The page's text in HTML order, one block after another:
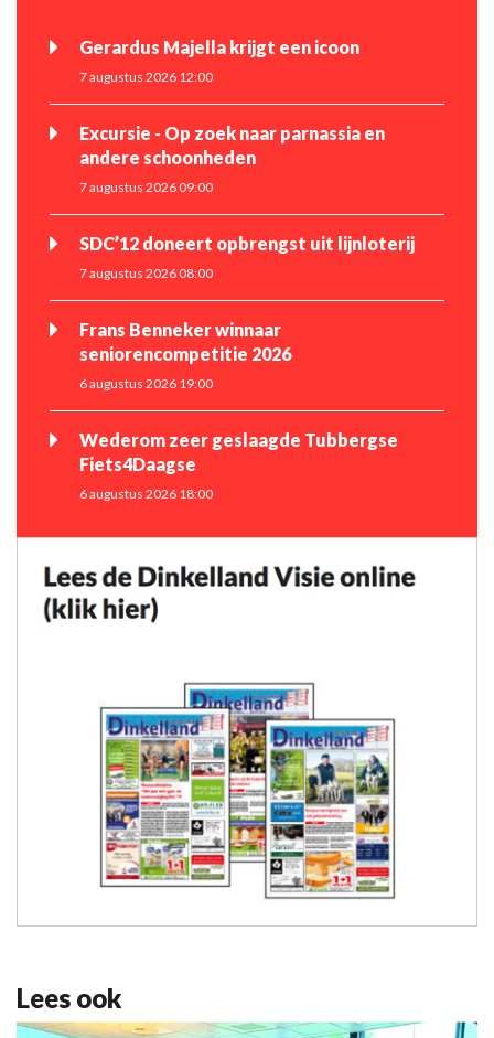
Gerardus Majella krijgt een icoon
7 augustus 2026 12:00
Excursie - Op zoek naar parnassia en
andere schoonheden
7 augustus 2026 09:00
SDC’12 doneert opbrengst uit lijnloterij
7 augustus 2026 08:00
Frans Benneker winnaar
seniorencompetitie 2026
6 augustus 2026 19:00
Wederom zeer geslaagde Tubbergse
Fiets4Daagse
6 augustus 2026 18:00
Lees ook